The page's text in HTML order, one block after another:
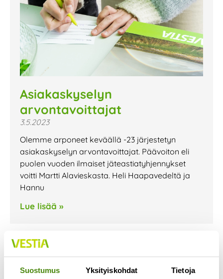
Suostumus Yksityiskohdat Tietoja
Asiakaskyselyn
arvontavoittajat
3.5.2023
Olemme arponeet keväällä -23 järjestetyn
asiakaskyselyn arvontavoittajat. Päävoiton eli
puolen vuoden ilmaiset jäteastiatyhjennykset
voitti Martti Alavieskasta. Heli Haapavedeltä ja
Hannu
Lue lisää »